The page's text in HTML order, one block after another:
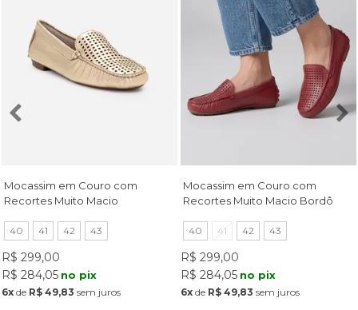
Mocassim em Couro com
Recortes Muito Macio
40 41 42 43
R$ 299,00
R$ 284,05 no pix
6x de R$ 49,83 sem juros
Mocassim em Couro com
Recortes Muito Macio Bordô
40 41 42 43
R$ 299,00
R$ 284,05 no pix
6x de R$ 49,83 sem juros